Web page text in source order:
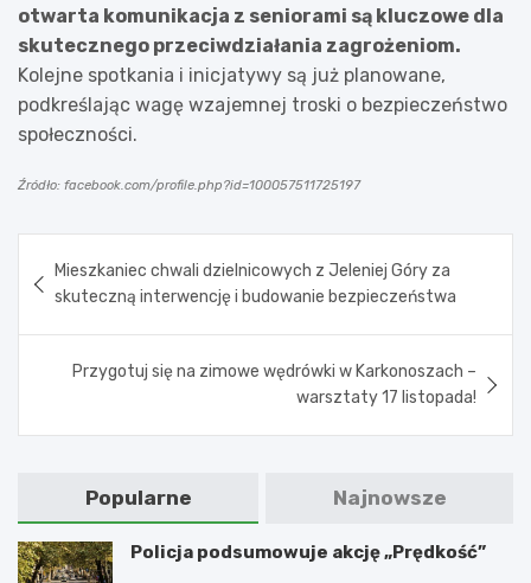
otwarta komunikacja z seniorami są kluczowe dla
skutecznego przeciwdziałania zagrożeniom.
Kolejne spotkania i inicjatywy są już planowane,
podkreślając wagę wzajemnej troski o bezpieczeństwo
społeczności.
Źródło: facebook.com/profile.php?id=100057511725197
wpisu
Mieszkaniec chwali dzielnicowych z Jeleniej Góry za
skuteczną interwencję i budowanie bezpieczeństwa
Przygotuj się na zimowe wędrówki w Karkonoszach –
warsztaty 17 listopada!
Popularne Najnowsze
Policja podsumowuje akcję „Prędkość”